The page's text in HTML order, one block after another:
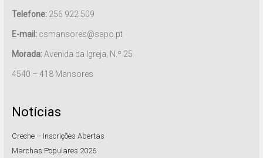
Telefone:256 922 509
E-mail:csmansores@sapo.pt
Morada:Avenida da Igreja, N.º 25
4540 – 418 Mansores
Notícias
Creche – Inscrições Abertas
Marchas Populares 2026